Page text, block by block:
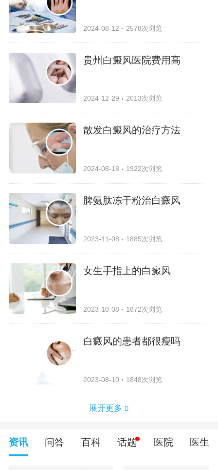
2024-08-12 2578次浏览
贵州白癜风医院费用高
2024-12-29 2013次浏览
散发白癜风的治疗方法
2024-08-18 1922次浏览
脾氨肽冻干粉治白癜风
2023-11-08 1885次浏览
女生手指上的白癜风
2023-10-08 1872次浏览
白癜风的患者都很瘦吗
2023-08-10 1848次浏览
展开更多
资讯 问答 百科 话题 医院 医生